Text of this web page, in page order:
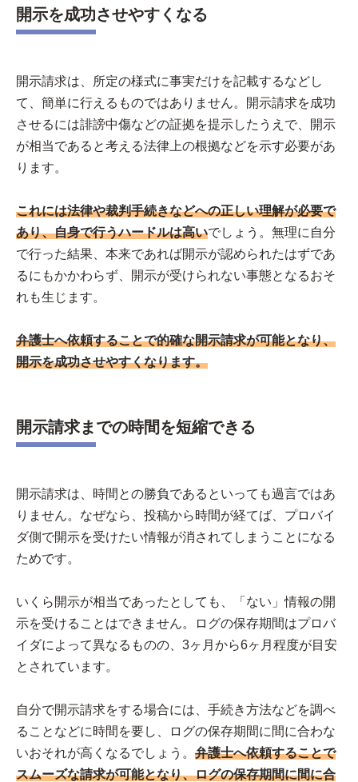
開示を成功させやすくなる
開示請求は、所定の様式に事実だけを記載するなどし
て、簡単に行えるものではありません。開示請求を成功
させるには誹謗中傷などの証拠を提示したうえで、開示
が相当であると考える法律上の根拠などを示す必要があ
ります。
これには法律や裁判手続きなどへの正しい理解が必要で
あり、自身で行うハードルは高いでしょう。無理に自分
で行った結果、本来であれば開示が認められたはずであ
るにもかかわらず、開示が受けられない事態となるおそ
れも生じます。
弁護士へ依頼することで的確な開示請求が可能となり、
開示を成功させやすくなります。
開示請求までの時間を短縮できる
開示請求は、時間との勝負であるといっても過言ではあ
りません。なぜなら、投稿から時間が経てば、プロバイ
ダ側で開示を受けたい情報が消されてしまうことになる
ためです。
いくら開示が相当であったとしても、「ない」情報の開
示を受けることはできません。ログの保存期間はプロバ
イダによって異なるものの、3ヶ月から6ヶ月程度が目安
とされています。
自分で開示請求をする場合には、手続き方法などを調べ
ることなどに時間を要し、ログの保存期間に間に合わな
いおそれが高くなるでしょう。 弁護士へ依頼することで
スムーズな請求が可能となり、ログの保存期間に間に合